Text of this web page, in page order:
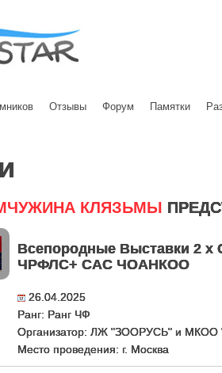
Отзывы Форум Памятки
КЛЯЗЬМЫ
Всепородные Выставки 2
ЧРФЛС+ САС ЧОАНКОО
26.04.2025
Ранг: Ранг ЧФ
Организатор: ЛЖ "ЗООРУСЬ" и
Место проведения: г. Москва